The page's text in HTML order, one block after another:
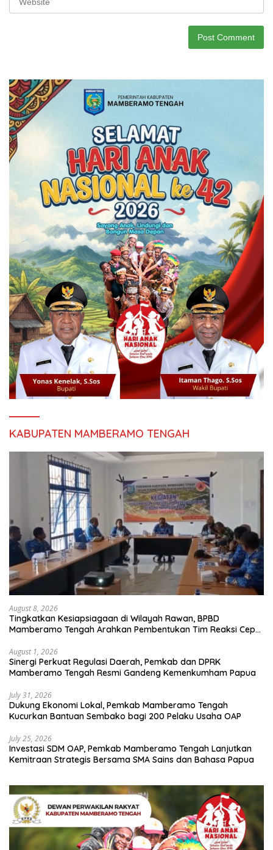
KABUPATEN MAMBERAMO TENGAH
August 8, 2026
Tingkatkan Kesiapsiagaan di Wilayah Rawan, BPBD
Mamberamo Tengah Arahkan Pembentukan Tim Reaksi Cepat
August 1, 2026
Sinergi Perkuat Regulasi Daerah, Pemkab dan DPRK
Mamberamo Tengah Resmi Gandeng Kemenkumham Papua
July 31, 2026
Dukung Ekonomi Lokal, Pemkab Mamberamo Tengah
Kucurkan Bantuan Sembako bagi 200 Pelaku Usaha OAP
July 25, 2026
Investasi SDM OAP, Pemkab Mamberamo Tengah Lanjutkan
Kemitraan Strategis Bersama SMA Sains dan Bahasa Papua